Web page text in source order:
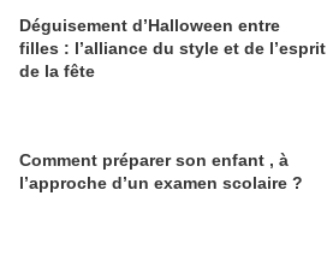
Déguisement d’Halloween entre
filles : l’alliance du style et de l’esprit
de la fête
Comment préparer son enfant , à
l’approche d’un examen scolaire ?